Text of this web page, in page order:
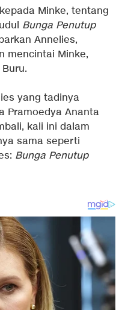
Minke, tentang
Bunga Penutup
Annelies,
mencintai Minke,
yang tadinya
Pramoedya Ananta
kali ini dalam
sama seperti
Bunga Penutup